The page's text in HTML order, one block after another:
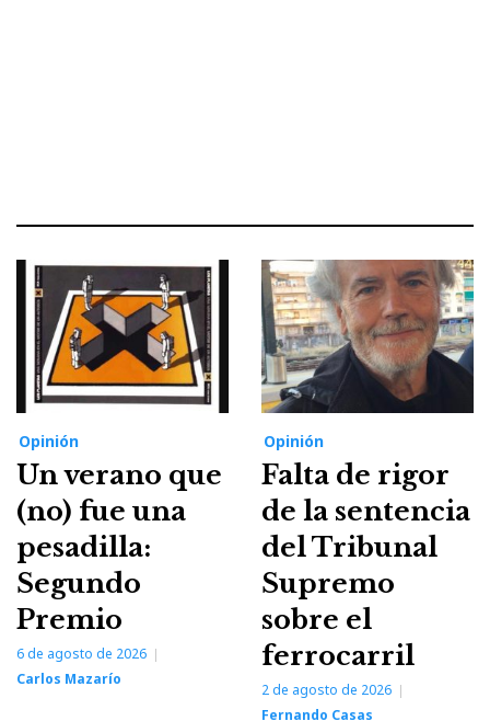
Opinión
Un verano que
(no) fue una
pesadilla:
Segundo
Premio
6 de agosto de 2026
Carlos Mazarío
Opinión
Falta de rigor
de la sentencia
del Tribunal
Supremo
sobre el
ferrocarril
2 de agosto de 2026
Fernando Casas